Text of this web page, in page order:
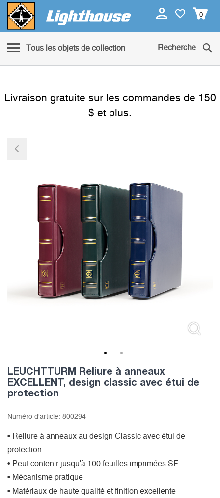
0
Tous les objets de collection Recherche
Livraison gratuite sur les commandes de 150
$ et plus.
LEUCHTTURM Reliure à anneaux
EXCELLENT, design classic avec étui de
protection
Numéro d'article: 800294
• Reliure à anneaux au design Classic avec étui de
protection
• Peut contenir jusqu'à 100 feuilles imprimées SF
• Mécanisme pratique
• Matériaux de haute qualité et finition excellente